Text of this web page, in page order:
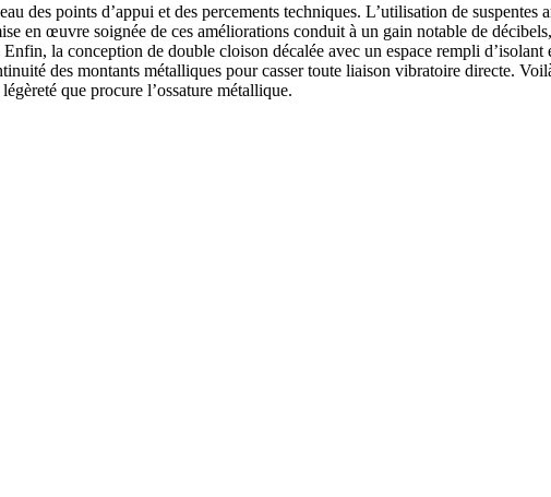
des points d’appui et des percements techniques. L’utilisation de suspentes
en œuvre soignée de ces améliorations conduit à un gain notable de
la conception de double cloison décalée avec un espace rempli d’isolant
des montants métalliques pour casser toute liaison vibratoire directe.
que procure l’ossature métallique.